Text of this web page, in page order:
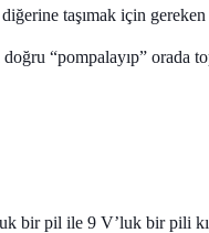
taşımak için
“pompalayıp” orada
bir pil ile 9 V’luk bir pili